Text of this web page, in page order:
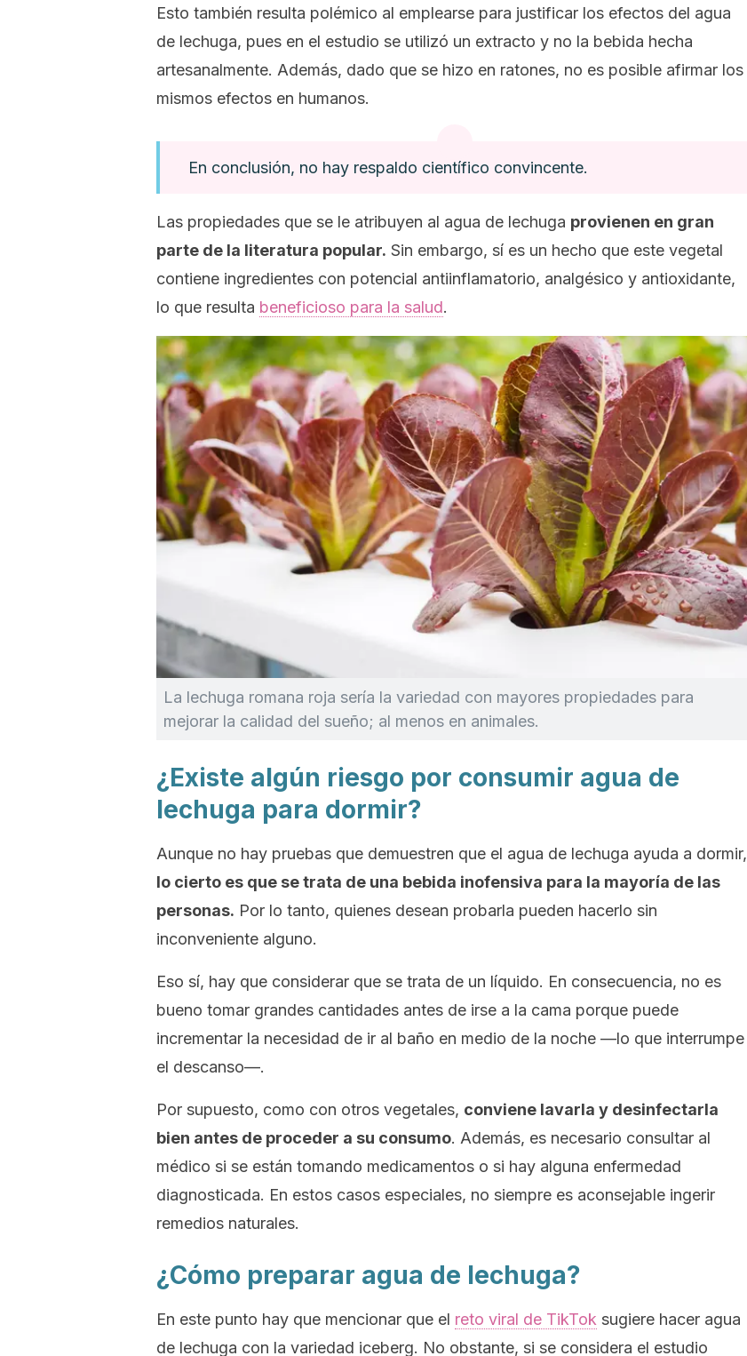
Esto también resulta polémico al emplearse para justificar los efectos del agua
de lechuga, pues en el estudio se utilizó un extracto y no la bebida hecha
artesanalmente. Además, dado que se hizo en ratones, no es posible afirmar los
mismos efectos en humanos.
En conclusión, no hay respaldo científico convincente.
Las propiedades que se le atribuyen al agua de lechuga provienen en gran
parte de la literatura popular. Sin embargo, sí es un hecho que este vegetal
contiene ingredientes con potencial antiinflamatorio, analgésico y antioxidante,
lo que resulta beneficioso para la salud.
La lechuga romana roja sería la variedad con mayores propiedades para
mejorar la calidad del sueño; al menos en animales.
¿Existe algún riesgo por consumir agua de
lechuga para dormir?
Aunque no hay pruebas que demuestren que el agua de lechuga ayuda a dormir,
lo cierto es que se trata de una bebida inofensiva para la mayoría de las
personas. Por lo tanto, quienes desean probarla pueden hacerlo sin
inconveniente alguno.
Eso sí, hay que considerar que se trata de un líquido. En consecuencia, no es
bueno tomar grandes cantidades antes de irse a la cama porque puede
incrementar la necesidad de ir al baño en medio de la noche —lo que interrumpe
el descanso—.
Por supuesto, como con otros vegetales, conviene lavarla y desinfectarla
bien antes de proceder a su consumo. Además, es necesario consultar al
médico si se están tomando medicamentos o si hay alguna enfermedad
diagnosticada. En estos casos especiales, no siempre es aconsejable ingerir
remedios naturales.
¿Cómo preparar agua de lechuga?
En este punto hay que mencionar que el reto viral de TikTok sugiere hacer agua
de lechuga con la variedad iceberg. No obstante, si se considera el estudio